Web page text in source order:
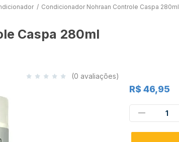
/ Condicionador Nohraan Controle Caspa 280ml
Caspa 280ml
(0 avaliações)
R$ 46,95
1